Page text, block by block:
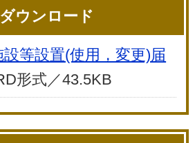
ウンロード
等設置(使用，変更)届
形式／43.5KB